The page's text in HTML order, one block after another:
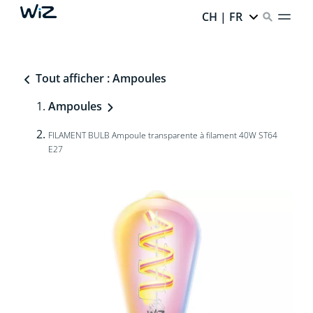
CH | FR
Tout afficher : Ampoules
Ampoules
FILAMENT BULB Ampoule transparente à filament 40W ST64
E27